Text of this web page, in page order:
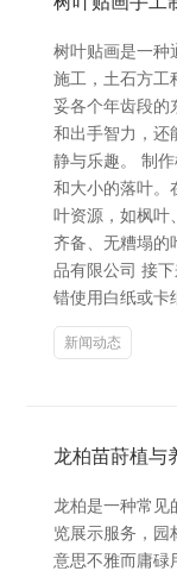
树叶贴画是一种
施工，土石方工
妥各个年齿段的
和出手智力，还
静与乐趣。 制
和大小的落叶。
叶资源，如枫叶
齐备、无糟塌的
品有限公司 接
错使用白纸或卡
新闻动态
龙柏苗莳植与
龙柏是一种常见
览展示服务，园
意思不雅而庸碌